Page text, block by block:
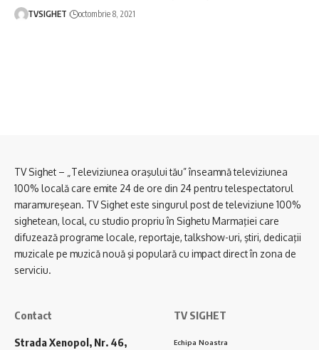
TVSIGHET octombrie 8, 2021
TV Sighet – „Televiziunea oraşului tău” înseamnă televiziunea
100% locală care emite 24 de ore din 24 pentru telespectatorul
maramureşean. TV Sighet este singurul post de televiziune 100%
sighetean, local, cu studio propriu în Sighetu Marmaţiei care
difuzează programe locale, reportaje, talkshow-uri, ştiri, dedicaţii
muzicale pe muzică nouă şi populară cu impact direct în zona de
serviciu.
Contact
Strada Xenopol, Nr. 46,
TV SIGHET
Echipa Noastra